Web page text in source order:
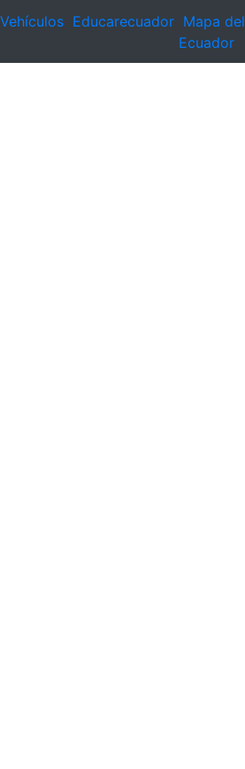
Vehículos Educarecuador Mapa del
Ecuador